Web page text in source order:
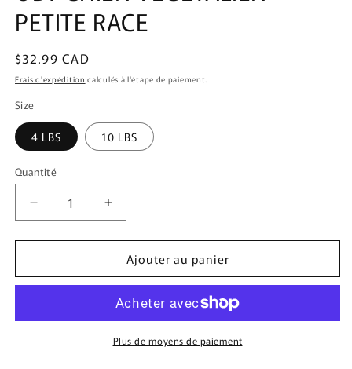
dans
une
PETITE RACE
Prix
habituel
$32.99 CAD
Frais d'expédition calculés à l'étape de paiement.
Size
4 LBS 10 LBS
Quantité
Quantité
Réduire
la
quantité
OBT
VEGETALIEN
PETITE
Augmenter
la
quantité
OBT
VEGETALIEN
PETITE
RACE
Ajouter au panier
Plus de moyens de paiement